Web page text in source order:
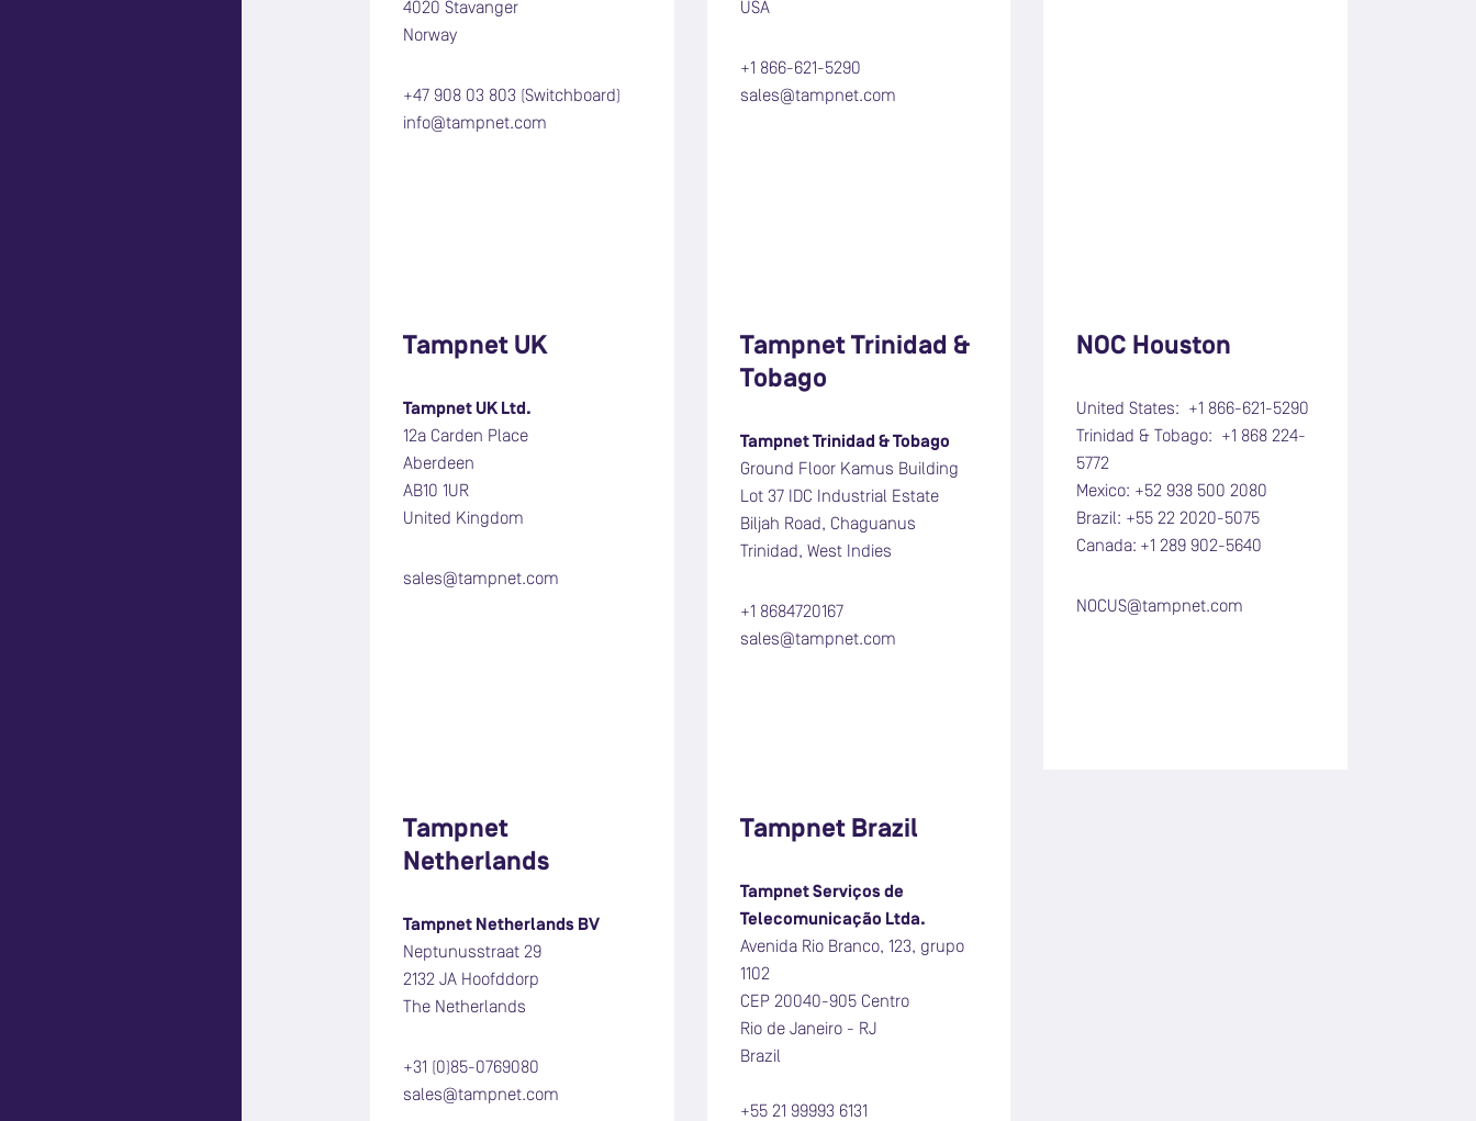
4020 Stavanger
Norway
+47 908 03 803 (Switchboard)
info@tampnet.com
Tampnet UK
Tampnet UK Ltd.
12a Carden Place
Aberdeen
AB10 1UR
United Kingdom
sales@tampnet.com
Tampnet
Netherlands
Tampnet Netherlands BV
Neptunusstraat 29
2132 JA Hoofddorp
The Netherlands
+31 (0)85-0769080
sales@tampnet.com
USA
+1 866-621-5290
sales@tampnet.com
Tampnet Trinidad &
Tobago
Tampnet Trinidad & Tobago
Ground Floor Kamus Building
Lot 37 IDC Industrial Estate
Biljah Road, Chaguanus
Trinidad, West Indies
+1 8684720167
sales@tampnet.com
Tampnet Brazil
Tampnet Serviços de
Telecomunicação Ltda.
Avenida Rio Branco, 123, grupo
1102
CEP 20040-905 Centro
Rio de Janeiro - RJ
Brazil
+55 21 99993 6131
NOC Houston
United States: +1 866-621-5290
Trinidad & Tobago: +1 868 224-
5772
Mexico: +52 938 500 2080
Brazil: +55 22 2020-5075
Canada: +1 289 902-5640
NOCUS@tampnet.com